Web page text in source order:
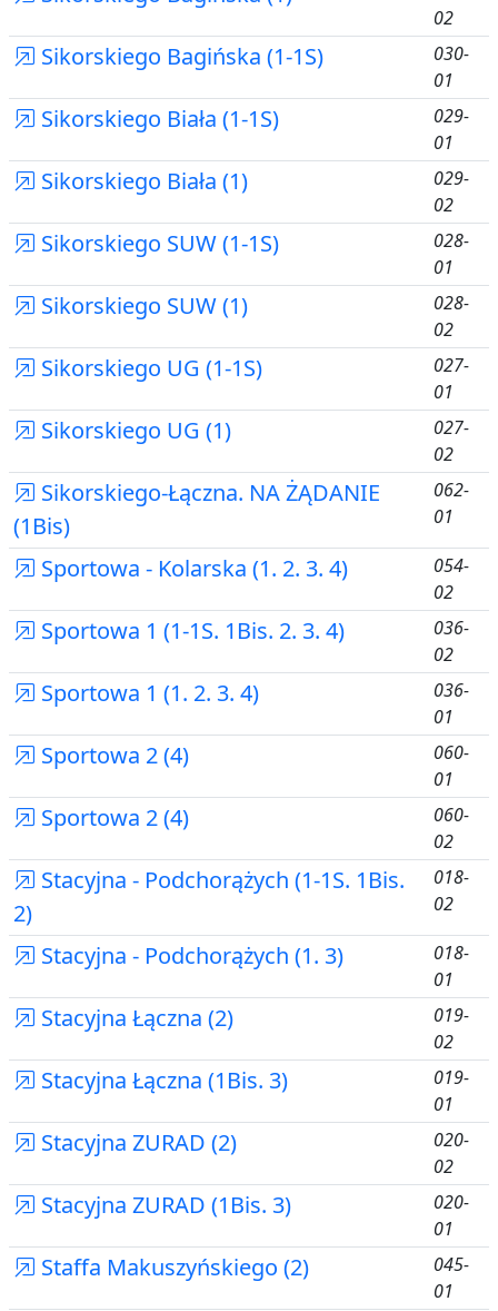
02
Sikorskiego Bagińska (1-1S)
030-
01
Sikorskiego Biała (1-1S)
029-
01
Sikorskiego Biała (1)
029-
02
Sikorskiego SUW (1-1S)
028-
01
Sikorskiego SUW (1)
028-
02
Sikorskiego UG (1-1S)
027-
01
Sikorskiego UG (1)
027-
02
Sikorskiego-Łączna. NA ŻĄDANIE
(1Bis)
062-
01
Sportowa - Kolarska (1. 2. 3. 4)
054-
02
Sportowa 1 (1-1S. 1Bis. 2. 3. 4)
036-
02
Sportowa 1 (1. 2. 3. 4)
036-
01
Sportowa 2 (4)
060-
01
Sportowa 2 (4)
060-
02
Stacyjna - Podchorążych (1-1S. 1Bis.
2)
018-
02
Stacyjna - Podchorążych (1. 3)
018-
01
Stacyjna Łączna (2)
019-
02
Stacyjna Łączna (1Bis. 3)
019-
01
Stacyjna ZURAD (2)
020-
02
Stacyjna ZURAD (1Bis. 3)
020-
01
Staffa Makuszyńskiego (2)
045-
01